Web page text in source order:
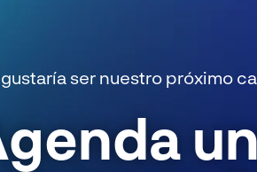
gustaría ser nuestro próximo